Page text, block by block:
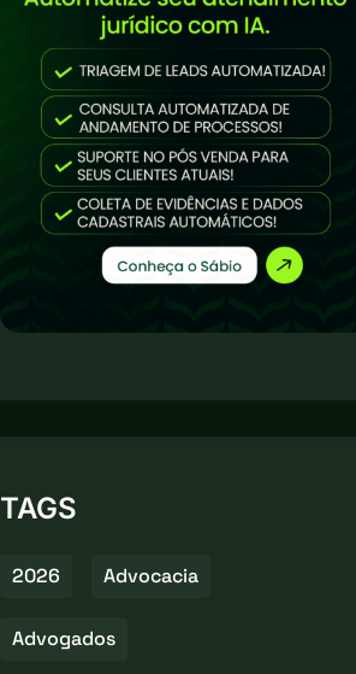
TAGS
2026 Advocacia
Advogados